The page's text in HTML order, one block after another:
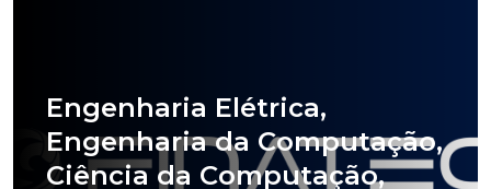
Engenharia Elétrica,
Engenharia da Computação,
Ciência da Computação,